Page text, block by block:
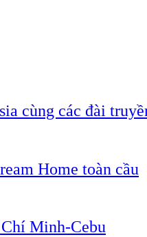
cùng các đài
Home toàn cầu
Minh-Cebu